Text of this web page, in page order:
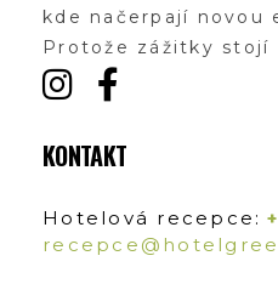
kde načerpají novou
Protože zážitky stojí
KONTAKT
Hotelová recepce: